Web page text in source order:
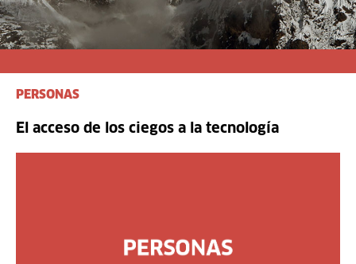
PERSONAS
El acceso de los ciegos a la tecnología